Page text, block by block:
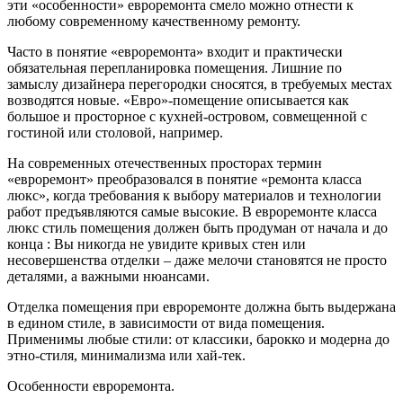
эти «особенности» евроремонта смело можно отнести к
любому современному качественному ремонту.
Часто в понятие «евроремонта» входит и практически
обязательная перепланировка помещения. Лишние по
замыслу дизайнера перегородки сносятся, в требуемых местах
возводятся новые. «Евро»-помещение описывается как
большое и просторное с кухней-островом, совмещенной с
гостиной или столовой, например.
На современных отечественных просторах термин
«евроремонт» преобразовался в понятие «ремонта класса
люкс», когда требования к выбору материалов и технологии
работ предъявляются самые высокие. В евроремонте класса
люкс стиль помещения должен быть продуман от начала и до
конца : Вы никогда не увидите кривых стен или
несовершенства отделки – даже мелочи становятся не просто
деталями, а важными нюансами.
Отделка помещения при евроремонте должна быть выдержана
в едином стиле, в зависимости от вида помещения.
Применимы любые стили: от классики, барокко и модерна до
этно-стиля, минимализма или хай-тек.
Особенности евроремонта.